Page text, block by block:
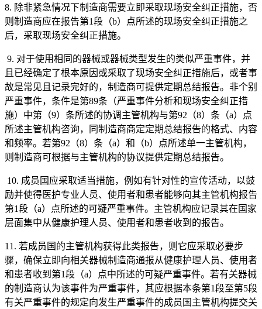
8. 除非紧急情况下制造商需要立即采取现场安全纠正措施，否
则制造商应在报告第1段（b）点所述的现场安全纠正措施之
后，采取现场安全纠正措施。
9. 对于使用相同的器械或器械类型发生的类似严重事件，并
且已经确定了根本原因或采取了现场安全纠正措施后，或者事
故是常见且记录完好的，制造商可提供定期总结报告。非个别
严重事件，条件是第89条（严重事件分析和现场安全纠正措
施）中第（9）条所述的协调主管机构与第92（8）条（a）点
所述主管机构咨询，同制造商商定定期总结报告的格式、内容
和频率。若第92（8）条（a）和（b）点所述单一主管机构，
则制造商可根据与主管机构的协议提供定期总结报告。
10. 成员国应采取适当措施，例如有针对性的宣传活动，以鼓
励并使得医护专业人员、使用者和患者能够向其主管机构报告
第1段（a）点所述的可疑严重事件。主管机构应记录其在国家
层面集中从健康护理人员、使用者和患者收到的报告。
11. 若成员国的主管机构获得此类报告，则它应采取必要步
骤，确保立即向相关器械制造商通报从健康护理人员、使用者
和患者收到第1段（a）点中所述的可疑严重事件。若有关器械
的制造商认为该事件为严重事件，其应根据本条第1段至第5段
有关严重事件的规定向发生严重事件的成员国主管机构提交关